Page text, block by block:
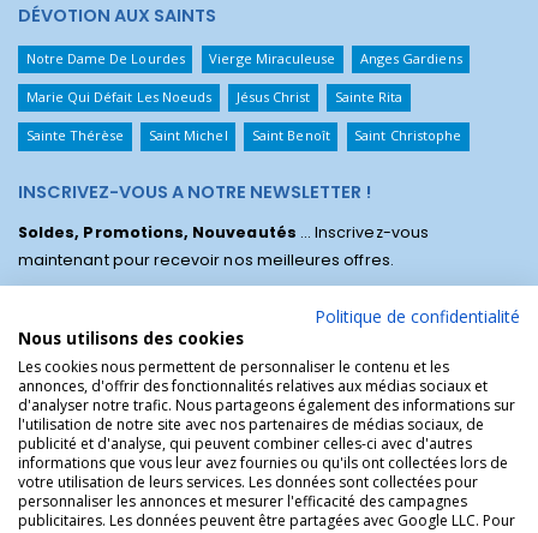
DÉVOTION AUX SAINTS
Notre Dame De Lourdes Vierge Miraculeuse Anges Gardiens
Marie Qui Défait Les Noeuds Jésus Christ Sainte Rita
Sainte Thérèse Saint Michel Saint Benoît Saint Christophe
INSCRIVEZ-VOUS A NOTRE NEWSLETTER !
Soldes, Promotions, Nouveautés ... Inscrivez-vous
maintenant pour recevoir nos meilleures offres.
La Boutique des Chrétiens © | La boutique religieuse chrétienne de
Politique de confidentialité
Nous utilisons des cookies
Les cookies nous permettent de personnaliser le contenu et les
annonces, d'offrir des fonctionnalités relatives aux médias sociaux et
d'analyser notre trafic. Nous partageons également des informations sur
l'utilisation de notre site avec nos partenaires de médias sociaux, de
publicité et d'analyse, qui peuvent combiner celles-ci avec d'autres
informations que vous leur avez fournies ou qu'ils ont collectées lors de
votre utilisation de leurs services. Les données sont collectées pour
personnaliser les annonces et mesurer l'efficacité des campagnes
publicitaires. Les données peuvent être partagées avec Google LLC. Pour